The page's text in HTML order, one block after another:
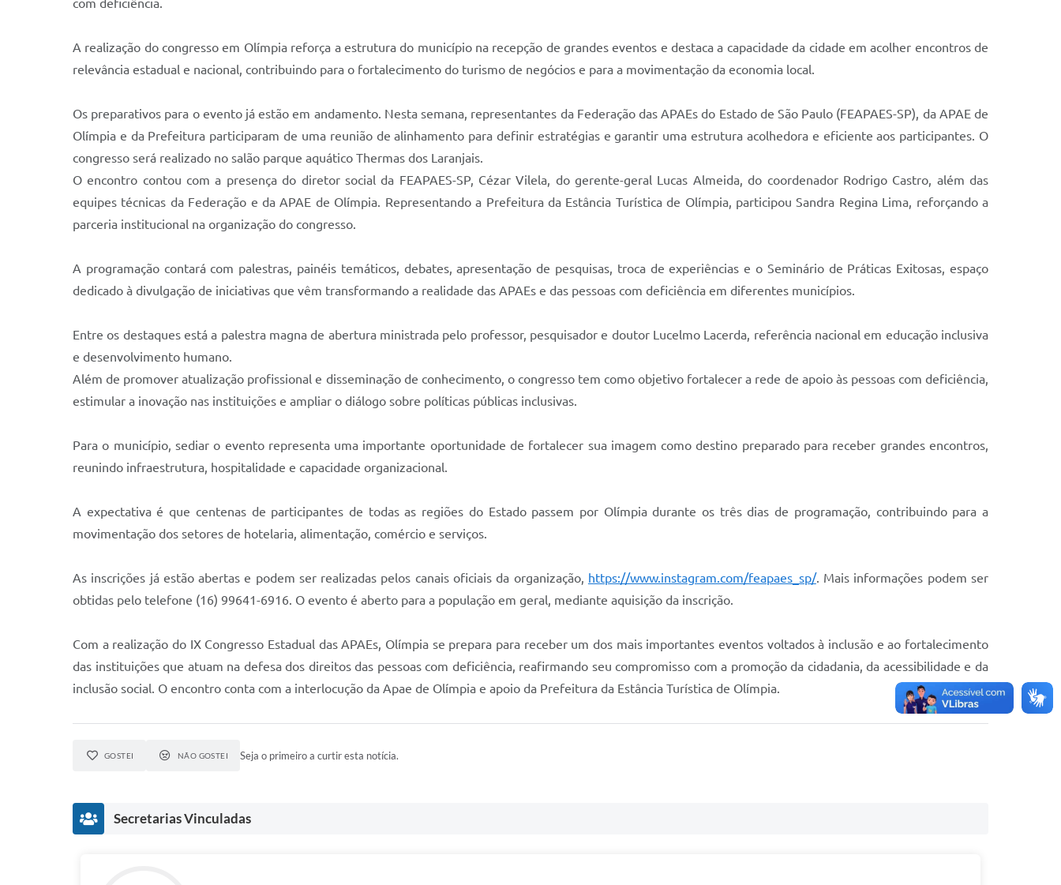
com deficiência.
A realização do congresso em Olímpia reforça a estrutura do município na recepção de grandes eventos e destaca a capacidade da cidade em acolher encontros de
relevância estadual e nacional, contribuindo para o fortalecimento do turismo de negócios e para a movimentação da economia local.
Os preparativos para o evento já estão em andamento. Nesta semana, representantes da Federação das APAEs do Estado de São Paulo (FEAPAES-SP), da APAE de
Olímpia e da Prefeitura participaram de uma reunião de alinhamento para definir estratégias e garantir uma estrutura acolhedora e eficiente aos participantes. O
congresso será realizado no salão parque aquático Thermas dos Laranjais.
O encontro contou com a presença do diretor social da FEAPAES-SP, Cézar Vilela, do gerente-geral Lucas Almeida, do coordenador Rodrigo Castro, além das
equipes técnicas da Federação e da APAE de Olímpia. Representando a Prefeitura da Estância Turística de Olímpia, participou Sandra Regina Lima, reforçando a
parceria institucional na organização do congresso.
A programação contará com palestras, painéis temáticos, debates, apresentação de pesquisas, troca de experiências e o Seminário de Práticas Exitosas, espaço
dedicado à divulgação de iniciativas que vêm transformando a realidade das APAEs e das pessoas com deficiência em diferentes municípios.
Entre os destaques está a palestra magna de abertura ministrada pelo professor, pesquisador e doutor Lucelmo Lacerda, referência nacional em educação inclusiva
e desenvolvimento humano.
Além de promover atualização profissional e disseminação de conhecimento, o congresso tem como objetivo fortalecer a rede de apoio às pessoas com deficiência,
estimular a inovação nas instituições e ampliar o diálogo sobre políticas públicas inclusivas.
Para o município, sediar o evento representa uma importante oportunidade de fortalecer sua imagem como destino preparado para receber grandes encontros,
reunindo infraestrutura, hospitalidade e capacidade organizacional.
A expectativa é que centenas de participantes de todas as regiões do Estado passem por Olímpia durante os três dias de programação, contribuindo para a
movimentação dos setores de hotelaria, alimentação, comércio e serviços.
As inscrições já estão abertas e podem ser realizadas pelos canais oficiais da organização, https://www.instagram.com/feapaes_sp/. Mais informações podem ser
obtidas pelo telefone (16) 99641-6916. O evento é aberto para a população em geral, mediante aquisição da inscrição.
Com a realização do IX Congresso Estadual das APAEs, Olímpia se prepara para receber um dos mais importantes eventos voltados à inclusão e ao fortalecimento
das instituições que atuam na defesa dos direitos das pessoas com deficiência, reafirmando seu compromisso com a promoção da cidadania, da acessibilidade e da
inclusão social. O encontro conta com a interlocução da Apae de Olímpia e apoio da Prefeitura da Estância Turística de Olímpia.
GOSTEI NÃO GOSTEI Seja o primeiro a curtir esta notícia.
Secretarias Vinculadas